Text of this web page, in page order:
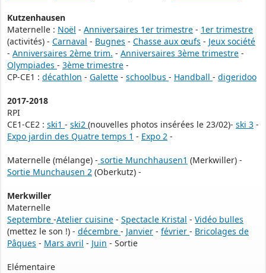
Kutzenhausen
Maternelle : Noël - Anniversaires 1er trimestre - 1er trimestre
(activités) - Carnaval - Bugnes - Chasse aux œufs - Jeux société
- Anniversaires 2ème trim. - Anniversaires 3ème trimestre -
Olympiades - 3ème trimestre -
CP-CE1 : décathlon - Galette - schoolbus - Handball - digeridoo
2017-2018
RPI
CE1-CE2 : ski1 - ski2 (nouvelles photos insérées le 23/02)- ski 3 -
Expo jardin des Quatre temps 1 - Expo 2 -
Maternelle (mélange) - sortie Munchhausen1 (Merkwiller) -
Sortie Munchausen 2 (Oberkutz) -
Merkwiller
Maternelle
Septembre -Atelier cuisine - Spectacle Kristal - Vidéo bulles
(mettez le son !) - décembre - Janvier - février - Bricolages de
Pâques - Mars avril - Juin - Sortie
Elémentaire